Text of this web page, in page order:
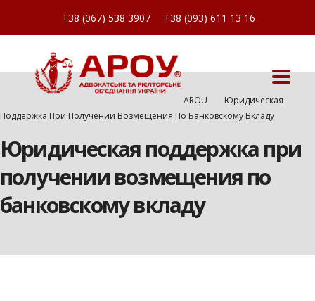
+38 (067) 538 3907 +38 (093) 611 13 16
AROU
Юридическая
Поддержка При Получении Возмещения По Банковскому Вкладу
Юридическая поддержка при
получении возмещения по
банковскому вкладу